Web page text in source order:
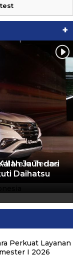
+
New Terios
Jauh dari
Daihatsu
Perkuat Layanan
I 2026